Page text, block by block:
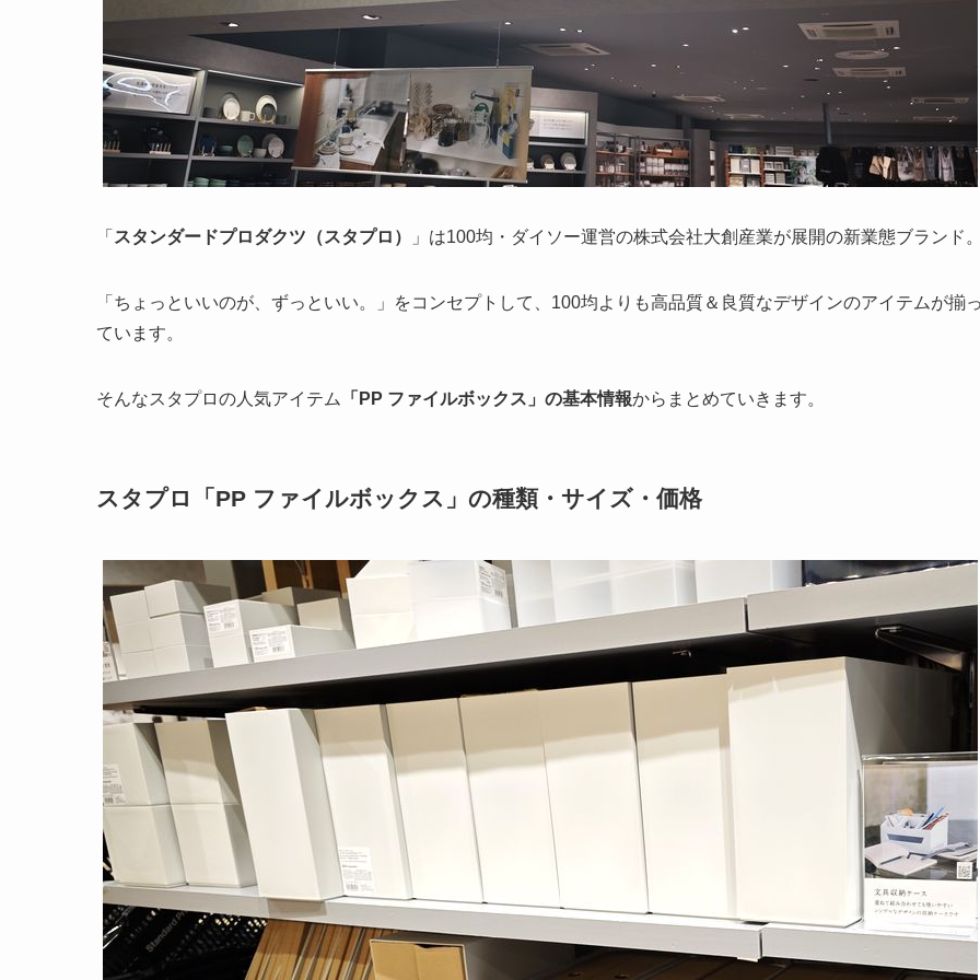
「 スタンダードプロダクツ（スタプロ） 」は100均・ダイソー運営の株式会社大創産業が展開の新業態ブランド
「ちょっといいのが、ずっといい。」をコンセプトして、100均よりも高品質＆良質なデザインのアイテムが揃
ています。
そんなスタプロの人気アイテム 「PP ファイルボックス」の基本情報からまとめていきます。
スタプロ「PP ファイルボックス」の種類・サイズ・価格